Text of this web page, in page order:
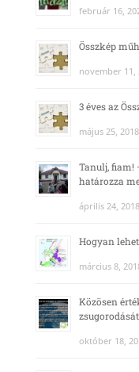
február 16,
Összkép
november 11,
3 éves az
május 25, 2018
Tanulj, fiam!
határozza
április 24, 2018
Hogyan
március 8,
Közösen
zsugorodását
október 18,